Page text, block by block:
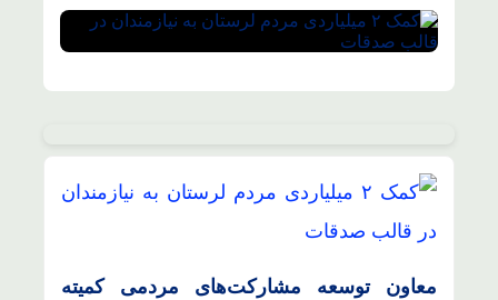
معاون توسعه مشارکت‌های مردمی کمیته